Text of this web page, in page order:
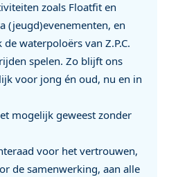
zoals Floatfit en
(jeugd)evenementen, en
waterpoloërs van Z.P.C.
spelen. Zo blijft ons
voor jong én oud, nu en in
mogelijk geweest zonder
voor het vertrouwen,
de samenwerking, aan alle